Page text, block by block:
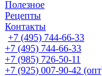
Полезное
Рецепты
Контакты
+7 (495) 744-66-33
+7 (495) 744-66-33
+7 (985) 726-50-11
+7 (925) 007-90-42